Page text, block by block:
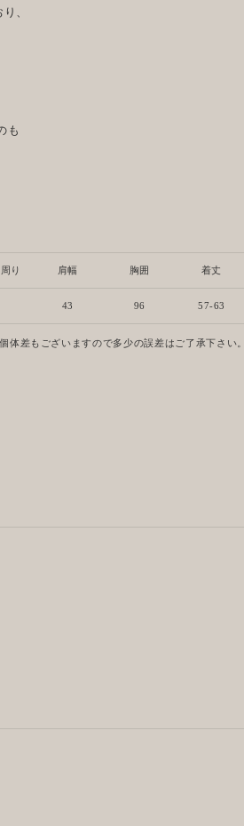
、
も
り 肩幅 胸囲 着丈
43 96 57-63
差もございますので多少の誤差はご了承下さい。